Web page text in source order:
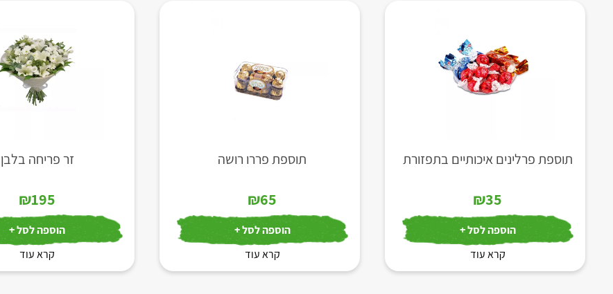
תוספת פרלינים איכותיים בתפזורת
₪35
הוספה לסל +
קרא עוד
תוספת פררו רושה
₪65
הוספה לסל +
קרא עוד
זר פריחה בלבן
₪195
הוספה לסל +
קרא עוד